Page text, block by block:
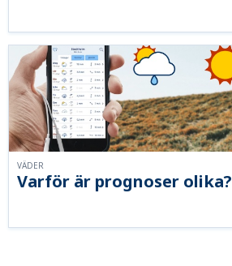
Varför är prognoser olika?
VÄDER